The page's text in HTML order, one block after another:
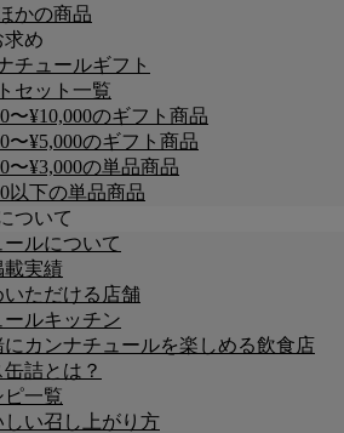
かの商品
求め
チュールギフト
セット一覧
〜¥10,000のギフト商品
〜¥5,000のギフト商品
〜¥3,000の単品商品
以下の単品商品
ついて
ルについて
載実績
ただける店舗
ールキッチン
にカンナチュールを楽しめる飲食店
詰とは？
ピ一覧
い召し上がり方